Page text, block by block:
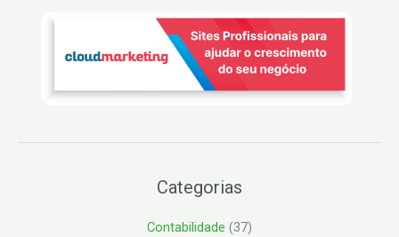
Categorias
Contabilidade (37)